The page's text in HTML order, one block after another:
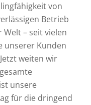
von
Betrieb
– seit vielen
unserer Kunden
weiten wir
unsere
für die dringend